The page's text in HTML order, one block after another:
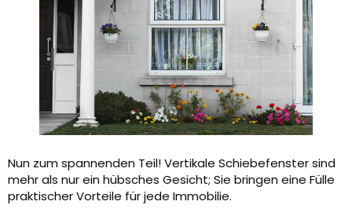
Nun zum spannenden Teil! Vertikale Schiebefenster sind
mehr als nur ein hübsches Gesicht; Sie bringen eine Fülle
praktischer Vorteile für jede Immobilie.